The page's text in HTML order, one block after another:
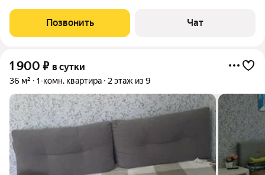
лицам, находящиеся в алкогольном опьянении квартиру не
сдаю. Расположение квартиры очень
Позвонить Чат
1 900 ₽ в сутки
36 м² 1-комн. квартира 2 этаж из 9